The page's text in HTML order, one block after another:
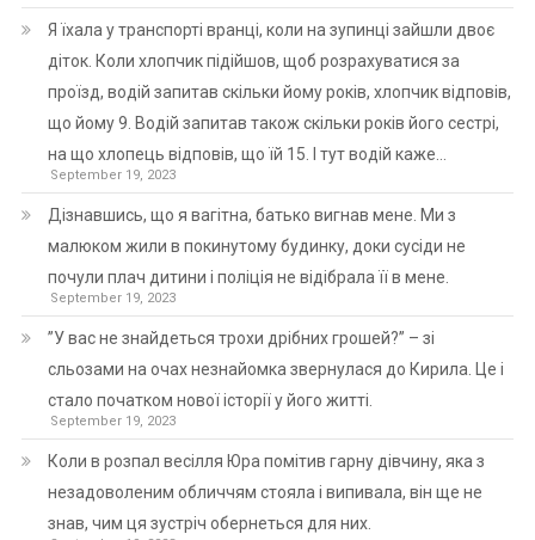
Я їхала у транспорті вранці, коли на зупинці зайшли двоє
діток. Коли хлопчик підійшов, щоб розрахуватися за
проїзд, водій запитав скільки йому років, хлопчик відповів,
що йому 9. Водій запитав також скільки років його сестрі,
на що хлопець відповів, що їй 15. І тут водій каже…
September 19, 2023
Дізнавшись, що я вагітна, батько вигнав мене. Ми з
малюком жили в покинутому будинку, доки сусіди не
почули плач дитини і поліція не відібрала її в мене.
September 19, 2023
”У вас не знайдеться трохи дрібних грошей?” – зі
сльозами на очах незнайомка звернулася до Кирила. Це і
стало початком нової історії у його житті.
September 19, 2023
Коли в розпал весілля Юра помітив гарну дівчину, яка з
незадоволеним обличчям стояла і випивала, він ще не
знав, чим ця зустріч обернеться для них.